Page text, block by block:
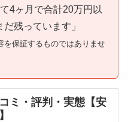
4ヶ月で合計20万円以
残っています」
保証するものではありませ
ミ・評判・実態【安